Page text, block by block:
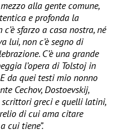
alla gente comune,
e profonda la
sfarzo a casa nostra, né
lui, non c’è segno di
C’è una grande
l’opera di Tolstoj in
da quei testi mio nonno
Cechov, Dostoevskij,
scrittori greci e quelli latini,
di cui ama citare
cui tiene”.